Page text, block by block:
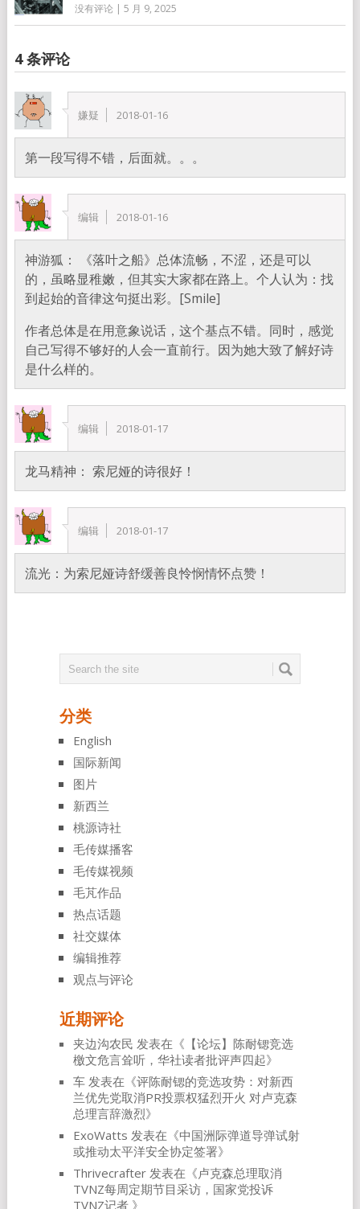
没有评论 | 5 月 9, 2025
4 条评论
嫌疑 2018-01-16
第一段写得不错，后面就。。。
编辑 2018-01-16
神游狐： 《落叶之船》总体流畅，不涩，还是可以
的，虽略显稚嫩，但其实大家都在路上。个人认为：找
到起始的音律这句挺出彩。[Smile]
作者总体是在用意象说话，这个基点不错。同时，感觉
自己写得不够好的人会一直前行。因为她大致了解好诗
是什么样的。
编辑 2018-01-17
龙马精神： 索尼娅的诗很好！
编辑 2018-01-17
流光：为索尼娅诗舒缓善良怜悯情怀点赞！
分类
English
国际新闻
图片
新西兰
桃源诗社
毛传媒播客
毛传媒视频
毛芃作品
热点话题
社交媒体
编辑推荐
观点与评论
近期评论
夹边沟农民 发表在《 【论坛】陈耐锶竞选
檄文危言耸听，华社读者批评声四起》
车发表在《评陈耐锶的竞选攻势：对新西
兰优先党取消PR投票权猛烈开火 对卢克森
总理言辞激烈》
ExoWatts 发表在《中国洲际弹道导弹试射
或推动太平洋安全协定签署》
Thrivecrafter发表在《卢克森总理取消
TVNZ每周定期节目采访，国家党投诉
TVNZ记者 》